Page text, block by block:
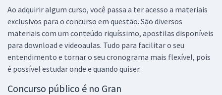
Ao adquirir algum curso, você passa a ter acesso a materiais
exclusivos para o concurso em questão. São diversos
materiais com um conteúdo riquíssimo, apostilas disponíveis
para download e videoaulas. Tudo para facilitar o seu
entendimento e tornar o seu cronograma mais flexível, pois
é possível estudar onde e quando quiser.
Concurso público é no Gran